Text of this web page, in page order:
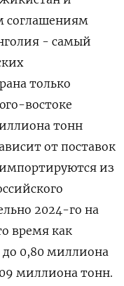
соглашениям
- самый
только
востоке
тонн
от поставок
из
2024-го на
время как
до 0,80 миллиона
миллиона тонн.